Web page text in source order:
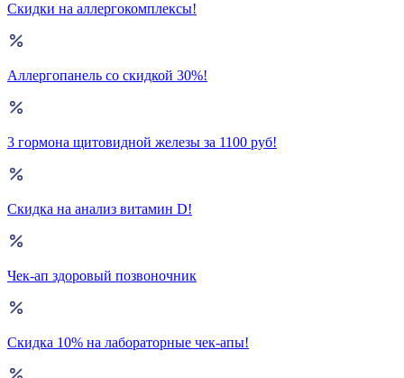
Скидки на аллергокомплексы!
Аллергопанель со скидкой 30%!
3 гормона щитовидной железы за 1100 руб!
Скидка на анализ витамин D!
Чек-ап здоровый позвоночник
Скидка 10% на лабораторные чек-апы!